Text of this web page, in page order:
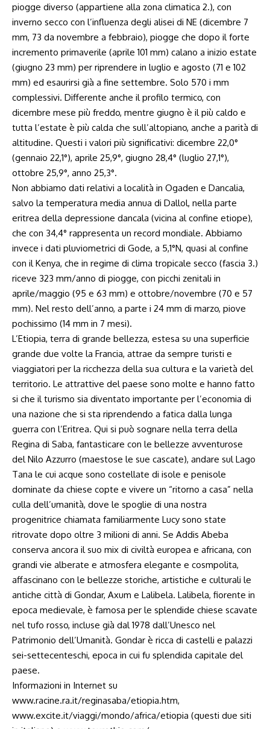
piogge diverso (appartiene alla zona climatica 2.), con
inverno secco con l’influenza degli alisei di NE (dicembre 7
mm, 73 da novembre a febbraio), piogge che dopo il forte
incremento primaverile (aprile 101 mm) calano a inizio estate
(giugno 23 mm) per riprendere in luglio e agosto (71 e 102
mm) ed esaurirsi già a fine settembre. Solo 570 i mm
complessivi. Differente anche il profilo termico, con
dicembre mese più freddo, mentre giugno è il più caldo e
tutta l’estate è più calda che sull’altopiano, anche a parità di
altitudine. Questi i valori più significativi: dicembre 22,0°
(gennaio 22,1°), aprile 25,9°, giugno 28,4° (luglio 27,1°),
ottobre 25,9°, anno 25,3°.
Non abbiamo dati relativi a località in Ogaden e Dancalia,
salvo la temperatura media annua di Dallol, nella parte
eritrea della depressione dancala (vicina al confine etiope),
che con 34,4° rappresenta un record mondiale. Abbiamo
invece i dati pluviometrici di Gode, a 5,1°N, quasi al confine
con il Kenya, che in regime di clima tropicale secco (fascia 3.)
riceve 323 mm/anno di piogge, con picchi zenitali in
aprile/maggio (95 e 63 mm) e ottobre/novembre (70 e 57
mm). Nel resto dell’anno, a parte i 24 mm di marzo, piove
pochissimo (14 mm in 7 mesi).
L’Etiopia, terra di grande bellezza, estesa su una superficie
grande due volte la Francia, attrae da sempre turisti e
viaggiatori per la ricchezza della sua cultura e la varietà del
territorio. Le attrattive del paese sono molte e hanno fatto
si che il turismo sia diventato importante per l’economia di
una nazione che si sta riprendendo a fatica dalla lunga
guerra con l’Eritrea. Qui si può sognare nella terra della
Regina di Saba, fantasticare con le bellezze avventurose
del Nilo Azzurro (maestose le sue cascate), andare sul Lago
Tana le cui acque sono costellate di isole e penisole
dominate da chiese copte e vivere un “ritorno a casa” nella
culla dell’umanità, dove le spoglie di una nostra
progenitrice chiamata familiarmente Lucy sono state
ritrovate dopo oltre 3 milioni di anni. Se Addis Abeba
conserva ancora il suo mix di civiltà europea e africana, con
grandi vie alberate e atmosfera elegante e cosmpolita,
affascinano con le bellezze storiche, artistiche e culturali le
antiche città di Gondar, Axum e Lalibela. Lalibela, fiorente in
epoca medievale, è famosa per le splendide chiese scavate
nel tufo rosso, incluse già dal 1978 dall’Unesco nel
Patrimonio dell’Umanità. Gondar è ricca di castelli e palazzi
sei-settecenteschi, epoca in cui fu splendida capitale del
paese.
Informazioni in Internet su
www.racine.ra.it/reginasaba/etiopia.htm,
www.excite.it/viaggi/mondo/africa/etiopia (questi due siti